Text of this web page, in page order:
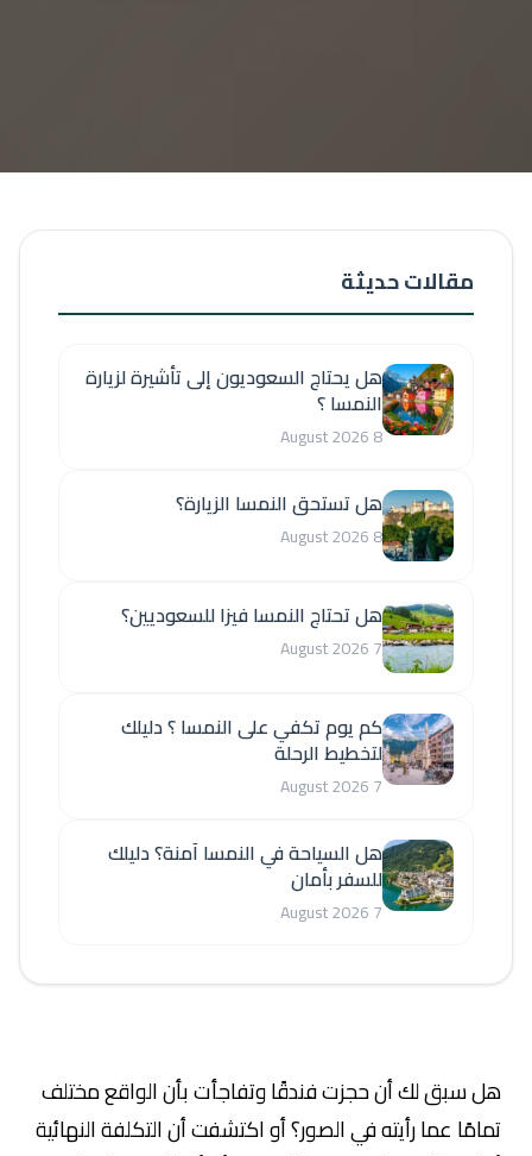
هل سبق لك أن حجزت فندقًا وتفاجأت بأن الواقع مختلف
تمامًا عما رأيته في الصور؟ أو اكتشفت أن التكلفة النهائية
مقالات حديثة
هل يحتاج السعوديون إلى تأشيرة لزيارة
النمسا ؟
8 August 2026
هل تستحق النمسا الزيارة؟
8 August 2026
هل تحتاج النمسا فيزا للسعوديين؟
7 August 2026
كم يوم تكفي على النمسا ؟ دليلك
لتخطيط الرحلة
7 August 2026
هل السياحة في النمسا آمنة؟ دليلك
للسفر بأمان
7 August 2026